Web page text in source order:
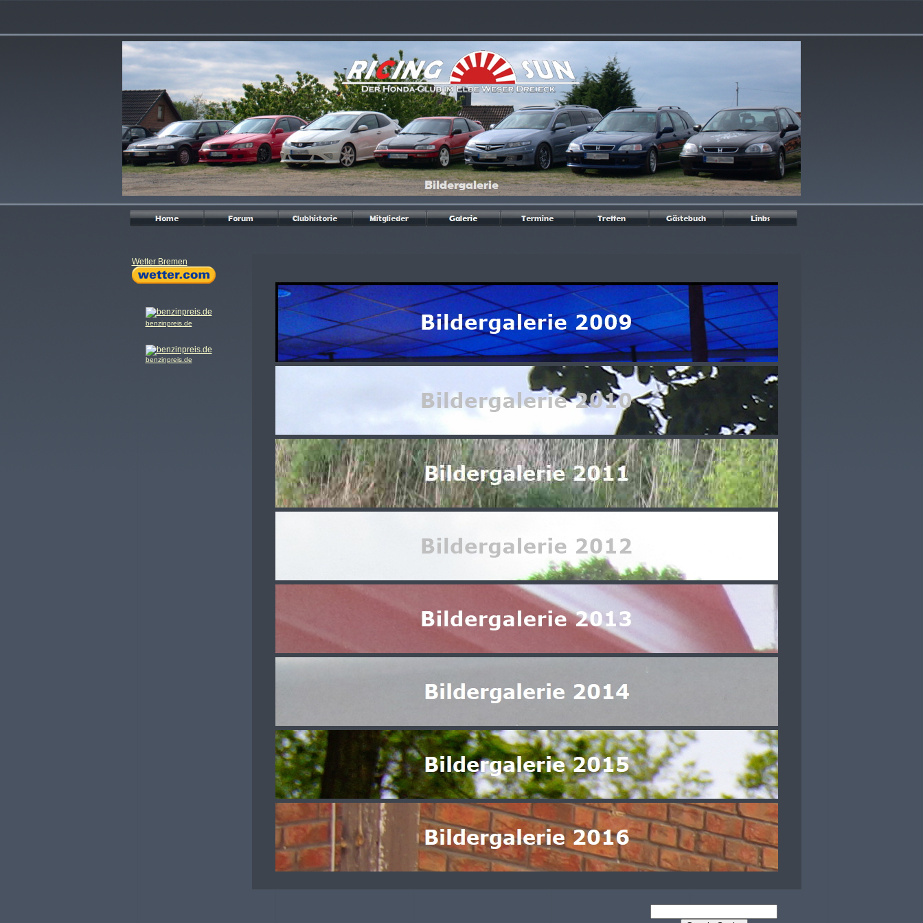
Wetter Bremen
benzinpreis.de
benzinpreis.de